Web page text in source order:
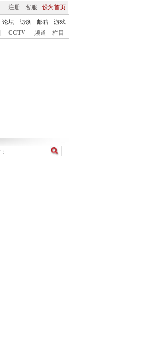
客服 设为首页
注册
论坛 访谈 邮箱
游戏
CCTV 频道 栏目